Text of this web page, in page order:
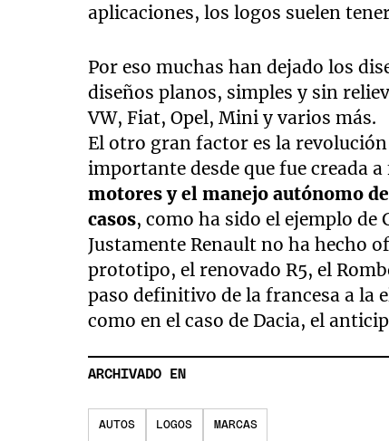
aplicaciones, los logos suelen
Por eso muchas han dejado los
diseños planos, simples y sin
VW, Fiat, Opel, Mini y varios más.
El otro gran factor es la
importante desde que fue creada
motores y el manejo autónomo
casos, como ha sido el ejemplo de
Justamente Renault no ha hecho
prototipo, el renovado R5, el
paso definitivo de la francesa a la
como en el caso de Dacia, el
ARCHIVADO EN
AUTOS LOGOS MARCAS